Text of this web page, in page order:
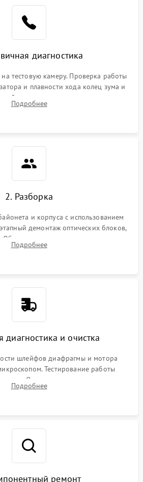
диагностика
на тестовую камеру. Проверка работы
и плавности хода колец зума и
осмотр линз на наличие царапин,
состояния контактов байонета.
Подробнее
2. Разборка
и корпуса с использованием
демонтаж оптических блоков,
маркировка положения
заводской центровки при
Подробнее
диагностика и очистка
шлейфов диафрагмы и мотора
Тестирование работы
Очистка оптических элементов
и грибка спецрастворами без
Подробнее
ремонт